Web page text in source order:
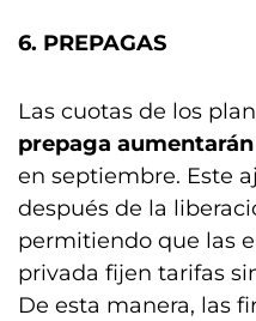
6. PREPAGAS
Las cuotas de los
prepaga
en septiembre. Este
después de la
permitiendo que las
privada fijen tarifas
De esta manera, las